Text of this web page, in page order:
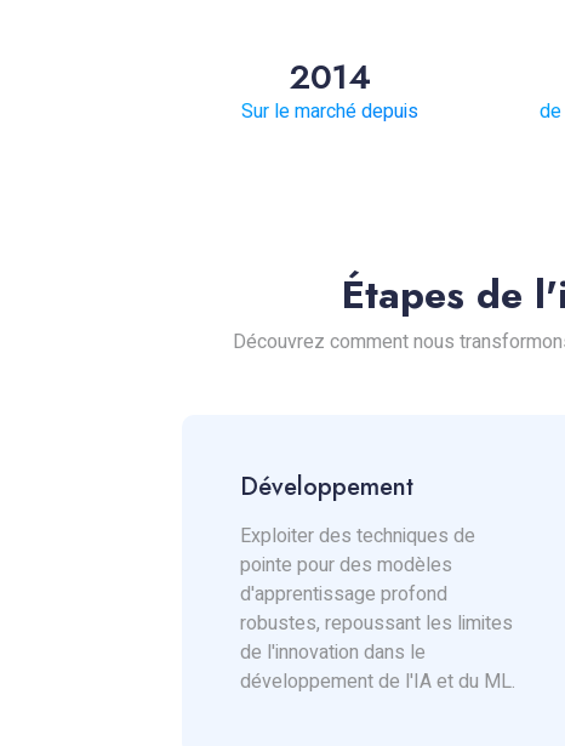
2014
Sur le marché depuis
Étapes de
Découvrez comment nous
Développement
Exploiter des techniques de
pointe pour des modèles
d'apprentissage profond
robustes, repoussant les limites
de l'innovation dans le
développement de l'IA et du ML.